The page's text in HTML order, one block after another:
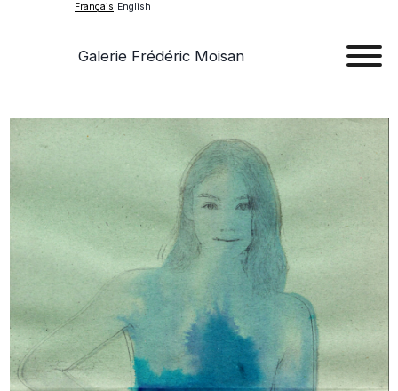
Français English
Galerie Frédéric Moisan